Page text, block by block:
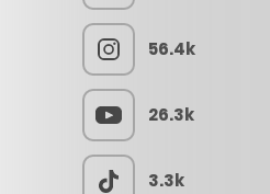
56.4k
26.3k
3.3k